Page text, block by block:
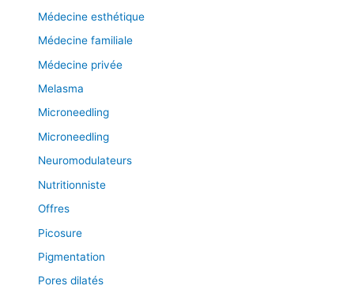
Médecine esthétique
Médecine familiale
Médecine privée
Melasma
Microneedling
Microneedling
Neuromodulateurs
Nutritionniste
Offres
Picosure
Pigmentation
Pores dilatés